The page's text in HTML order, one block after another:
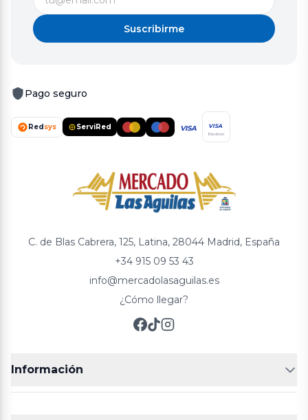
Suscribirme
Pago seguro
Red sys ServiRed VISA VISA
Electron
C. de Blas Cabrera, 125, Latina, 28044 Madrid, España
+34 915 09 53 43
info@mercadolasaguilas.es
¿Cómo llegar?
Información
FRUTERÍAS